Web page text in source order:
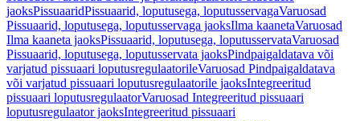
jaoksPissuaaridPissuaarid, loputusega, loputusservagaVaruosad
Pissuaarid, loputusega, loputusservaga jaoksIlma kaanetaVaruosad
Ilma kaaneta jaoksPissuaarid, loputusega, loputusservataVaruosad
Pissuaarid, loputusega, loputusservata jaoksPindpaigaldatava või
varjatud pissuaari loputusregulaatorileVaruosad Pindpaigaldatava
või varjatud pissuaari loputusregulaatorile jaoksIntegreeritud
pissuaari loputusregulaatorVaruosad Integreeritud pissuaari
loputusregulaator jaoksIntegreeritud pissuaari